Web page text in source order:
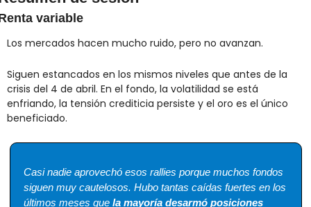
variable
Los mercados hacen mucho ruido, pero no avanzan.
Siguen estancados en los mismos niveles que antes de la
crisis del 4 de abril. En el fondo, la volatilidad se está
enfriando, la tensión crediticia persiste y el oro es el único
beneficiado.
Casi nadie aprovechó esos rallies porque muchos fondos
siguen muy cautelosos. Hubo tantas caídas fuertes en los
últimos meses que la mayoría desarmó posiciones